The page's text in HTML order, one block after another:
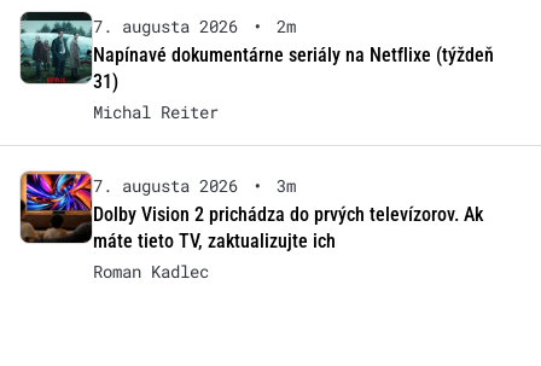
7. augusta 2026 •
2m
Napínavé dokumentárne seriály na Netflixe (týždeň
31)
Michal Reiter
7. augusta 2026 •
3m
Dolby Vision 2 prichádza do prvých televízorov. Ak
máte tieto TV, zaktualizujte ich
Roman Kadlec